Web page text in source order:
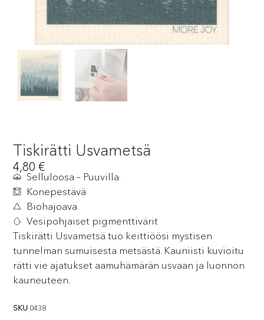
Tiskirätti Usvametsä
4,80€
Selluloosa – Puuvilla
Konepestävä
Biohajoava
Vesipohjaiset pigmenttivärit
Tiskirätti Usvametsä tuo keittiöösi mystisen
tunnelman sumuisesta metsästä. Kauniisti kuvioitu
rätti vie ajatukset aamuhämärän usvaan ja luonnon
kauneuteen.
SKU 0438